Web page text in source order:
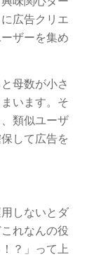
広告クリエ
ザーを集め
母数が小さ
います。そ
類似ユーザ
して広告を
しないとダ
れなんの役
？」って上